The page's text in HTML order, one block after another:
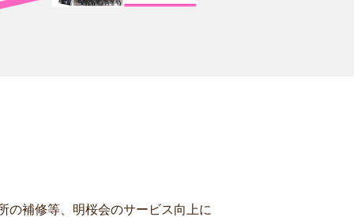
の補修等、明桜会のサービス向上に